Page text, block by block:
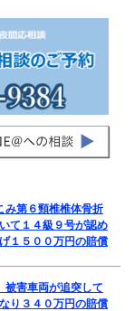
み第６頸椎椎体骨折
て１４級９号が認め
１５００万円の賠償
被害車両が追突して
り３４０万円の賠償